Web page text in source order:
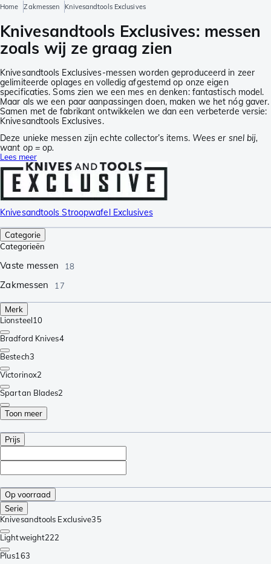
Home Zakmessen Knivesandtools Exclusives
Knivesandtools Exclusives: messen
zoals wij ze graag zien
Knivesandtools Exclusives-messen worden geproduceerd in zeer
gelimiteerde oplages en volledig afgestemd op onze eigen
specificaties. Soms zien we een mes en denken: fantastisch model.
Maar als we een paar aanpassingen doen, maken we het nóg gaver.
Samen met de fabrikant ontwikkelen we dan een verbeterde versie:
Knivesandtools Exclusives.
Deze unieke messen zijn echte collector’s items. Wees er snel bij,
want op = op.
Lees meer
Knivesandtools Stroopwafel Exclusives
Categorie
Categorieën
Vaste messen 18
Zakmessen 17
Merk
Lionsteel10
Bradford Knives4
Bestech3
Victorinox2
Spartan Blades2
Toon meer
Prijs
Op voorraad
Serie
Knivesandtools Exclusive35
Lightweight222
Plus163